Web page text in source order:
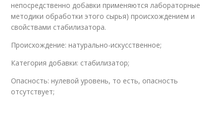
непосредственно добавки применяются лабораторные
методики обработки этого сырья) происхождением и
свойствами стабилизатора.
Происхождение: натурально-искусственное;
Категория добавки: стабилизатор;
Опасность: нулевой уровень, то есть, опасность
отсутствует;